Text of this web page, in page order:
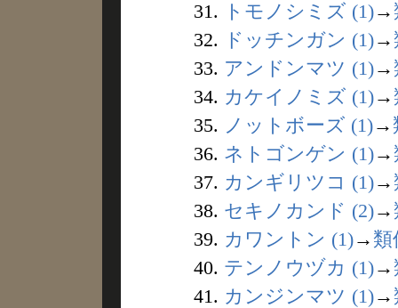
31.
トモノシミズ (1)→
32.
ドッチンガン (1)→
33. アンドンマツ (1)→
34. カケイノミズ (1)→
35. ノットボーズ (1)→
36. ネトゴンゲン (1)→
37. カンギリツコ (1)→
38. セキノカンド (2)→
39. カワントン (1)→ 類
40. テンノウヅカ (1)→
41. カンジンマツ (1)→